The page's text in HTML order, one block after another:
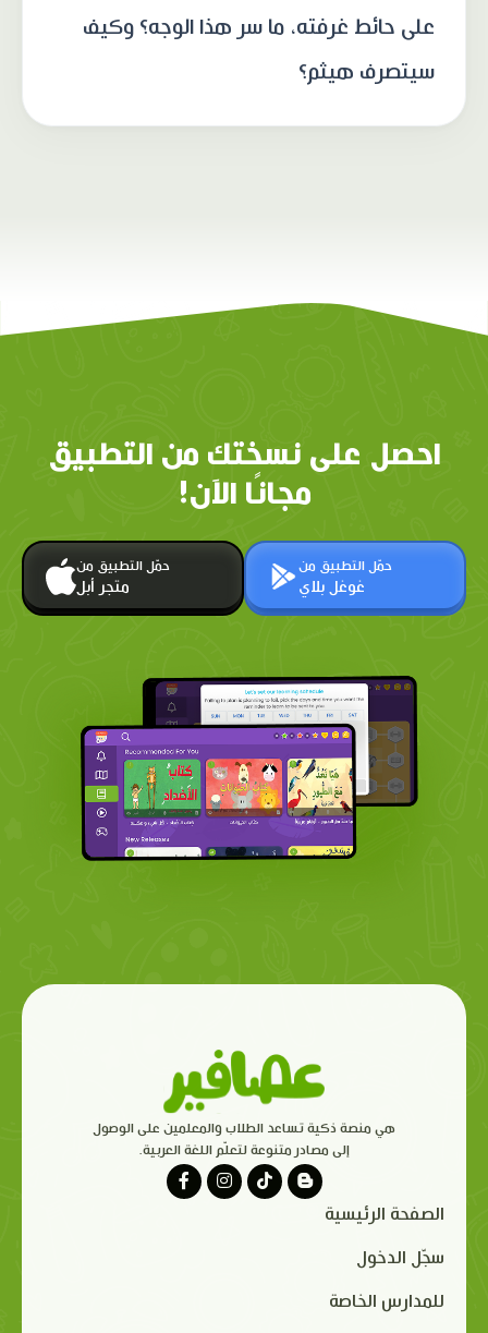
على حائط غرفته، ما سر هذا الوجه؟ وكيف
سيتصرف هيثم؟
احصل على نسختك من التطبيق
مجانًا الآن!
حمّل التطبيق من
متجر أبل
حمّل التطبيق من
غوغل بلاي
هي منصة ذكية تساعد الطلاب والمعلمين على الوصول
إلى مصادر متنوعة لتعلّم اللغة العربية.
الصفحة الرئيسية
سجّل الدخول
للمدارس الخاصة